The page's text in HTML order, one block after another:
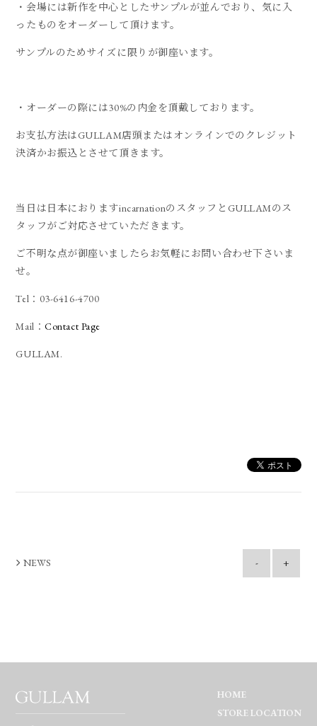
・会場には新作を中心としたサンプルが並んでおり、気に入
ったものをオーダーして頂けます。
サンプルのためサイズに限りが御座います。
・オーダーの際には30%の内金を頂戴しております。
お支払方法はGULLAM店頭またはオンラインでのクレジット
決済かお振込とさせて頂きます。
当日は日本におりますincarnationのスタッフとGULLAMのス
タッフがご対応させていただきます。
ご不明な点が御座いましたらお気軽にお問い合わせ下さいま
せ。
Tel：03-6416-4700
Mail：Contact Page
GULLAM.
NEWS - +
HOME
STORE LOCATION